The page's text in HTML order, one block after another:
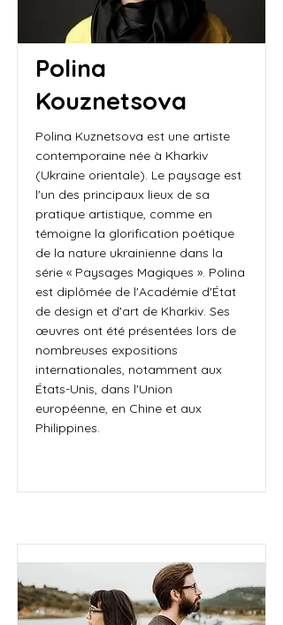
Polina
Kouznetsova
Polina Kuznetsova est une artiste
contemporaine née à Kharkiv
(Ukraine orientale). Le paysage est
l'un des principaux lieux de sa
pratique artistique, comme en
témoigne la glorification poétique
de la nature ukrainienne dans la
série « Paysages Magiques ». Polina
est diplômée de l'Académie d'État
de design et d'art de Kharkiv. Ses
œuvres ont été présentées lors de
nombreuses expositions
internationales, notamment aux
États-Unis, dans l'Union
européenne, en Chine et aux
Philippines.